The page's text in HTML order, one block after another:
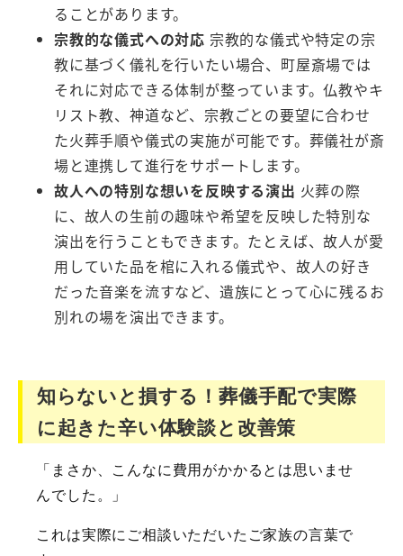
ることがあります。
宗教的な儀式への対応 宗教的な儀式や特定の宗
教に基づく儀礼を行いたい場合、町屋斎場では
それに対応できる体制が整っています。仏教やキ
リスト教、神道など、宗教ごとの要望に合わせ
た火葬手順や儀式の実施が可能です。葬儀社が斎
場と連携して進行をサポートします。
故人への特別な想いを反映する演出 火葬の際
に、故人の生前の趣味や希望を反映した特別な
演出を行うこともできます。たとえば、故人が愛
用していた品を棺に入れる儀式や、故人の好き
だった音楽を流すなど、遺族にとって心に残るお
別れの場を演出できます。
知らないと損する！葬儀手配で実際
に起きた辛い体験談と改善策
「まさか、こんなに費用がかかるとは思いませ
んでした。」
これは実際にご相談いただいたご家族の言葉で